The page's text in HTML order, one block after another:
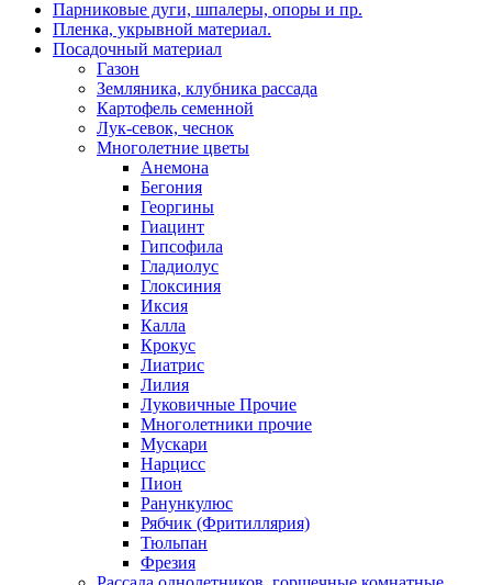
Парниковые дуги, шпалеры, опоры и пр.
Пленка, укрывной материал.
Посадочный материал
Газон
Земляника, клубника рассада
Картофель семенной
Лук-севок, чеснок
Многолетние цветы
Анемона
Бегония
Георгины
Гиацинт
Гипсофила
Гладиолус
Глоксиния
Иксия
Калла
Крокус
Лиатрис
Лилия
Луковичные Прочие
Многолетники прочие
Мускари
Нарцисс
Пион
Ранункулюс
Рябчик (Фритиллярия)
Тюльпан
Фрезия